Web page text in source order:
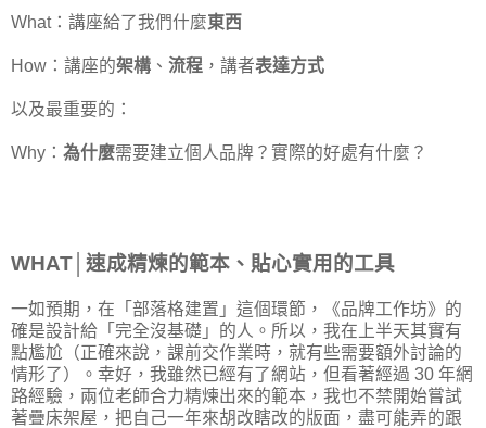
What：講座給了我們什麼東西
How：講座的架構 、 流程 ，講者表達方式
以及最重要的：
Why： 為什麼需要建立個人品牌？實際的好處有什麼？
WHAT│速成精煉的範本、貼心實用的工具
一如預期，在「部落格建置」這個環節，《品牌工作坊》的
確是設計給「完全沒基礎」的人。所以，我在上半天其實有
點尷尬（正確來說，課前交作業時，就有些需要額外討論的
情形了）。幸好，我雖然已經有了網站，但看著經過 30 年網
路經驗，兩位老師合力精煉出來的範本，我也不禁開始嘗試
著疊床架屋，把自己一年來胡改瞎改的版面，盡可能弄的跟